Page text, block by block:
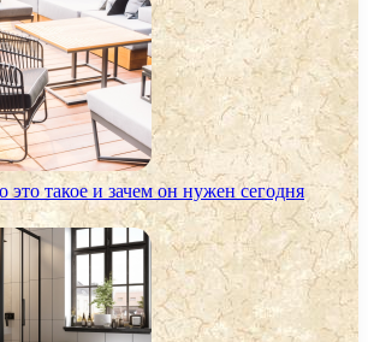
это такое и зачем он нужен сегодня